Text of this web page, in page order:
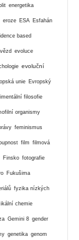
energetika
eroze ESA Esfahán
based
evoluce
evoluční
unie Evropský
filosofie
organismy
feminismus
film filmová
Finsko fotografie
Fukušima
fyzika nízkých
chemie
Gemini 8 gender
genetika genom